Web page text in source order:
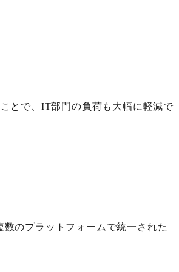
とで、IT部門の負荷も大幅に軽減で
のプラットフォームで統一された